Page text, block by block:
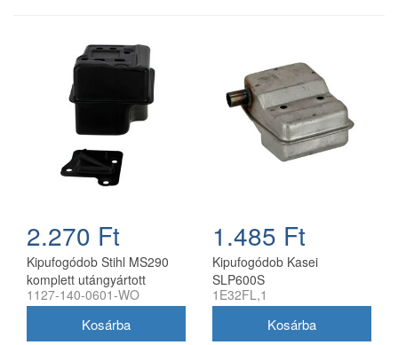
2.270 Ft
Kipufogódob Stihl MS290
komplett utángyártott
1127-140-0601-WO
1.485 Ft
Kipufogódob Kasei
SLP600S
1E32FL,1